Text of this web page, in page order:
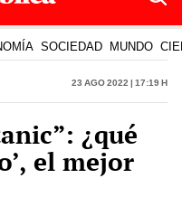
SOCIEDAD MUNDO
23 Ago 2022 | 17:19 h
¿qué
el mejor